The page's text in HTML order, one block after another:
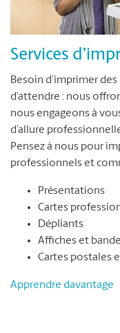
Services
Besoin d’imprimer
d’attendre : nous
nous engageons à
d’allure
Pensez à nous pour
professionnels et
Présentations
Cartes
Dépliants
Affiches et
Cartes postales
Apprendre davantage